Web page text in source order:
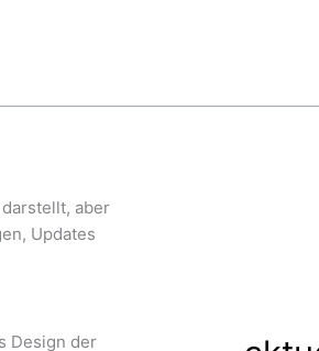
aber
Updates
Design der